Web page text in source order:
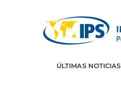
ÚLTIMAS NOTICIAS